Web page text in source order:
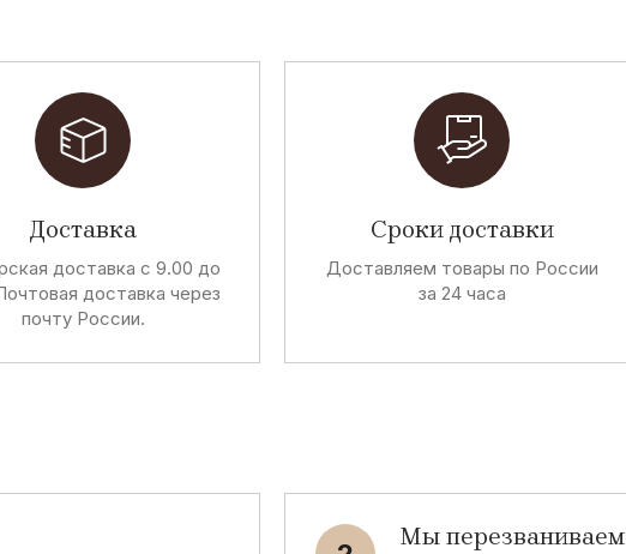
Доставка
доставка с 9.00 до
доставка через
почту России.
Сроки доставки
Доставляем товары по России
за 24 часа
Мы перезваниваем